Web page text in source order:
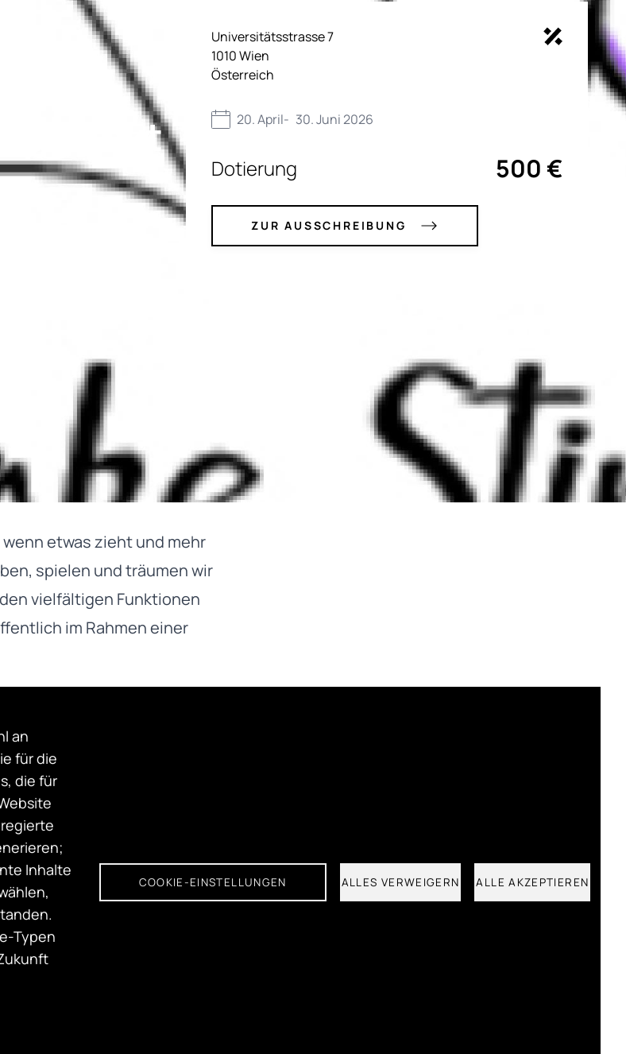
Universitätsstrasse 7
1010Wien
Österreich
20. April- 30. Juni 2026
Dotierung 500 €
ZUR AUSSCHREIBUNG
etwas zieht und mehr
spielen und träumen wir
vielfältigen Funktionen
im Rahmen einer
NIG, 4. Stock,
und Sozialanthropologie)
finanziert.
an
für die
die für
Inhalte
Typen
COOKIE-EINSTELLUNGEN ALLES VERWEIGERN ALLE AKZEPTIEREN